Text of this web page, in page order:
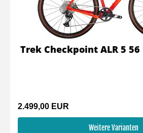
2.499,00 EUR
Weitere Varianten
Trek Checkpoint ALR 5 56